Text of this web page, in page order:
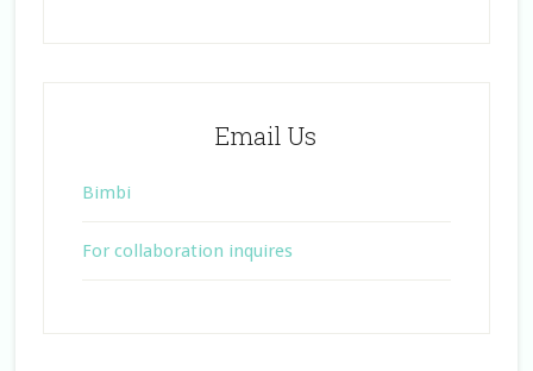
Email Us
Bimbi
For collaboration inquires